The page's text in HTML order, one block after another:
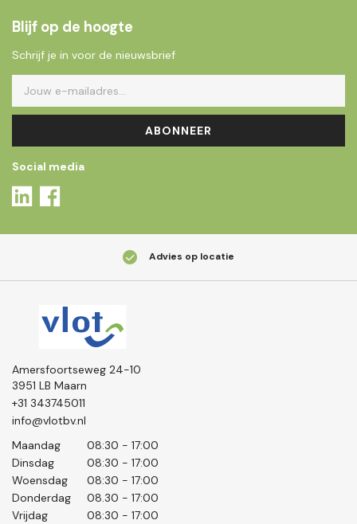
Blijf op de hoogte
Schrijf je in voor de nieuwsbrief
ABONNEER
Social media
Advies op locatie
Amersfoortseweg 24-10
3951 LB Maarn
+31 343745011
info@vlotbv.nl
Maandag
08:30 - 17:00
Dinsdag
08:30 - 17:00
Woensdag
08:30 - 17:00
Donderdag
08.30 - 17:00
Vrijdag
08:30 - 17:00